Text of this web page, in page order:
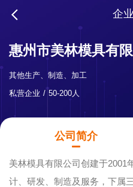
企
惠州市美林模具有
其他生产、制造、加工
私营企业
50-200人
公司简介
美林模具有限公司创建于2001
计、研发、制造及服务，下属